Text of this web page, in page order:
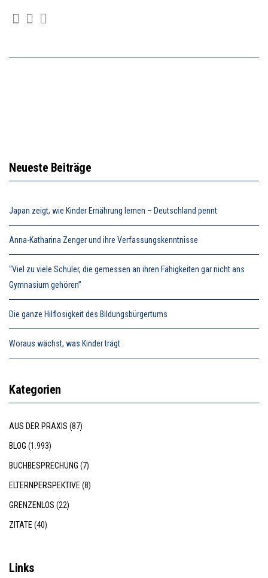
Neueste Beiträge
Japan zeigt, wie Kinder Ernährung lernen – Deutschland pennt
Anna-Katharina Zenger und ihre Verfassungskenntnisse
“Viel zu viele Schüler, die gemessen an ihren Fähigkeiten gar nicht ans
Gymnasium gehören”
Die ganze Hilflosigkeit des Bildungsbürgertums
Woraus wächst, was Kinder trägt
Kategorien
AUS DER PRAXIS (87)
BLOG (1.993)
BUCHBESPRECHUNG (7)
ELTERNPERSPEKTIVE(8)
GRENZENLOS (22)
ZITATE(40)
Links